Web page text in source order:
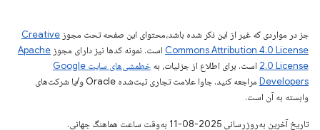
جز در مواردی که غیر از این ذکر شده باشد،‌محتوای این صفحه تحت مجوز Creative
Commons Attribution 4.0 License است. نمونه کدها نیز دارای مجوز Apache
2.0 License است. برای اطلاع از جزئیات، به
خطمشی‌های سایت Google
Developers‏
مراجعه کنید. جاوا علامت تجاری ثبت‌شده Oracle و/یا شرکت‌های
وابسته به آن است.
تاریخ آخرین به‌روزرسانی 2025-08-11 به‌وقت ساعت هماهنگ جهانی.